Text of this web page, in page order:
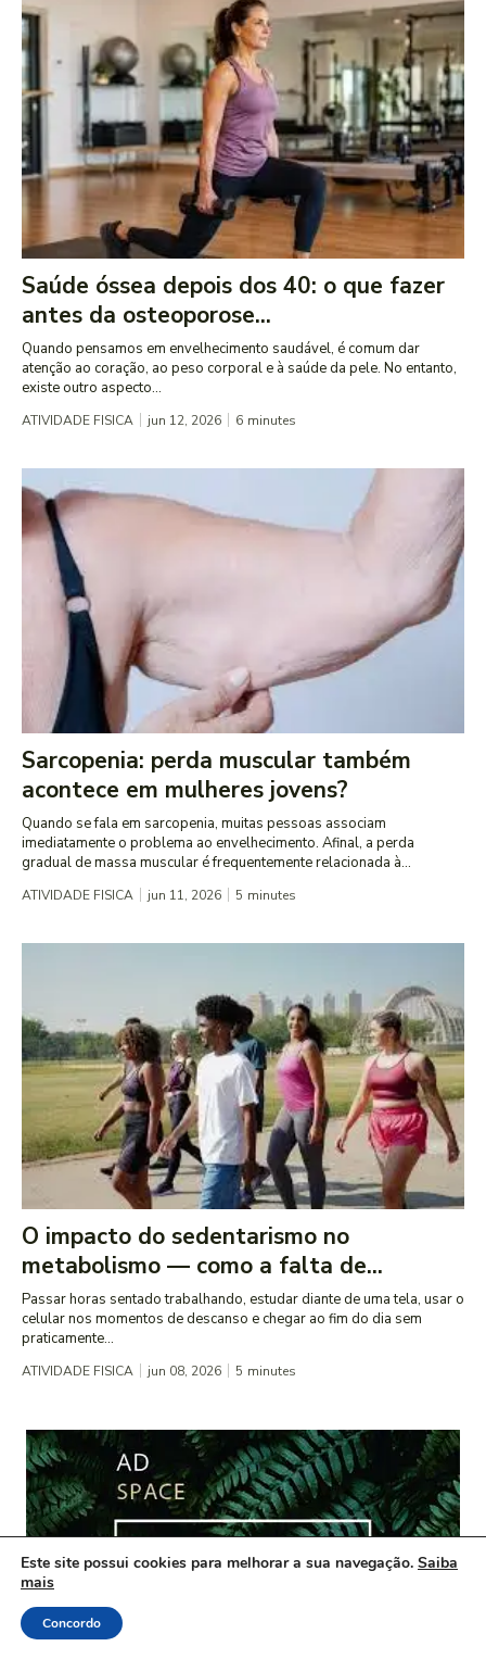
Saúde óssea depois dos 40: o que fazer
antes da osteoporose...
Quando pensamos em envelhecimento saudável, é comum dar
atenção ao coração, ao peso corporal e à saúde da pele. No entanto,
existe outro aspecto...
ATIVIDADE FISICA jun 12, 2026 6 minutes
Sarcopenia: perda muscular também
acontece em mulheres jovens?
Quando se fala em sarcopenia, muitas pessoas associam
imediatamente o problema ao envelhecimento. Afinal, a perda
gradual de massa muscular é frequentemente relacionada à...
ATIVIDADE FISICA jun 11, 2026 5 minutes
O impacto do sedentarismo no
metabolismo — como a falta de...
Passar horas sentado trabalhando, estudar diante de uma tela, usar o
celular nos momentos de descanso e chegar ao fim do dia sem
praticamente...
ATIVIDADE FISICA jun 08, 2026 5 minutes
Este site possui cookies para melhorar a sua navegação. Saiba
mais
Concordo